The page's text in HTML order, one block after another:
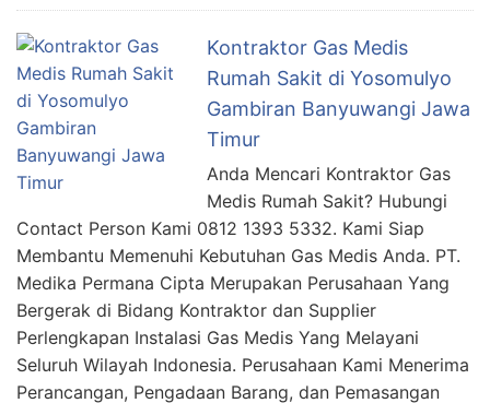
Kontraktor Gas Medis
Rumah Sakit di Yosomulyo
Gambiran Banyuwangi Jawa
Timur
Anda Mencari Kontraktor Gas
Medis Rumah Sakit? Hubungi
Contact Person Kami 0812 1393 5332. Kami Siap
Membantu Memenuhi Kebutuhan Gas Medis Anda. PT.
Medika Permana Cipta Merupakan Perusahaan Yang
Bergerak di Bidang Kontraktor dan Supplier
Perlengkapan Instalasi Gas Medis Yang Melayani
Seluruh Wilayah Indonesia. Perusahaan Kami Menerima
Perancangan, Pengadaan Barang, dan Pemasangan